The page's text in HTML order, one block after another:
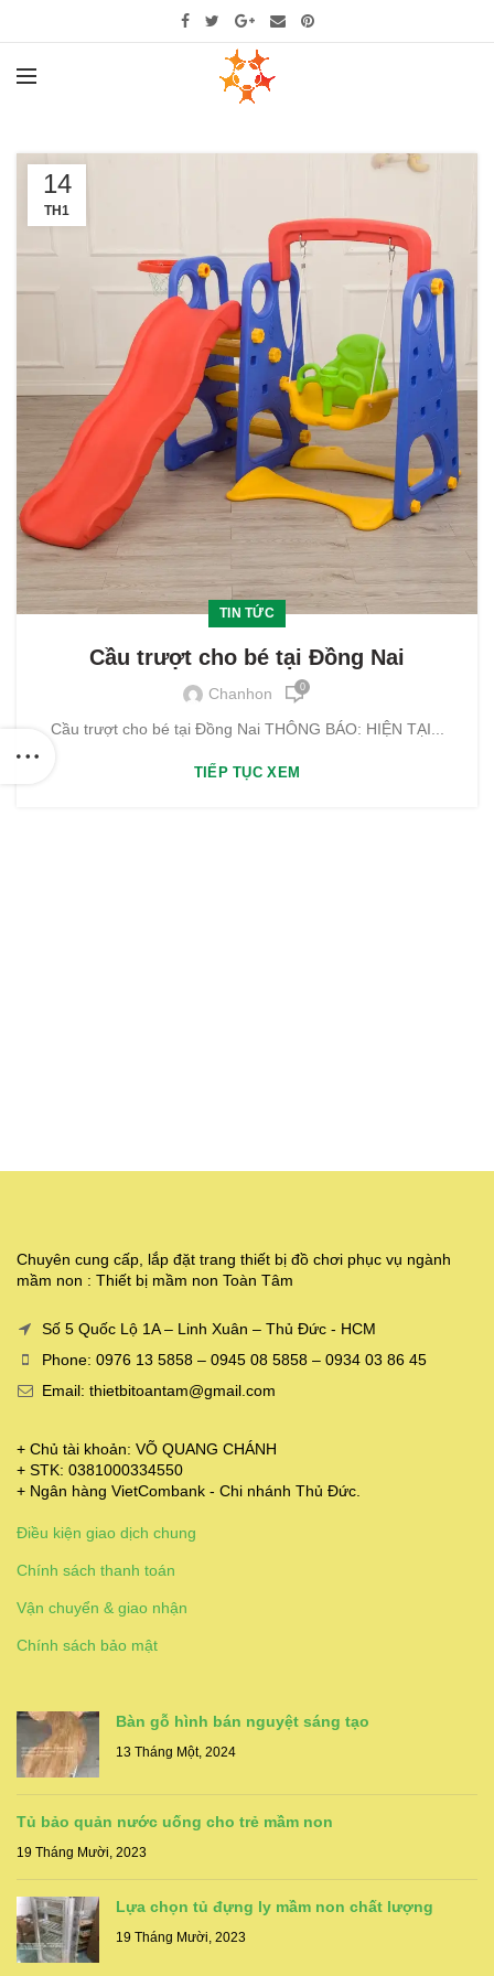
14
TH1
TIN TỨC
Cầu trượt cho bé tại Đồng Nai
Chanhon 0
Cầu trượt cho bé tại Đồng Nai THÔNG BÁO: HIỆN TẠI...
TIẾP TỤC XEM
Chuyên cung cấp, lắp đặt trang thiết bị đồ chơi phục vụ ngành
mầm non : Thiết bị mầm non Toàn Tâm
Số 5 Quốc Lộ 1A – Linh Xuân – Thủ Đức - HCM
Phone: 0976 13 5858 – 0945 08 5858 – 0934 03 86 45
Email: thietbitoantam@gmail.com
+ Chủ tài khoản: VÕ QUANG CHÁNH
+ STK: 0381000334550
+ Ngân hàng VietCombank - Chi nhánh Thủ Đức.
Điều kiện giao dịch chung
Chính sách thanh toán
Vận chuyển & giao nhận
Chính sách bảo mật
Bàn gỗ hình bán nguyệt sáng tạo
13 Tháng Một, 2024
Tủ bảo quản nước uống cho trẻ mầm non
19 Tháng Mười, 2023
Lựa chọn tủ đựng ly mầm non chất lượng
19 Tháng Mười, 2023